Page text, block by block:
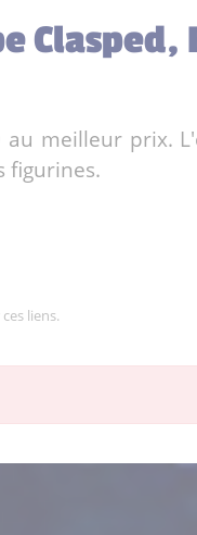
Clasped,
meilleur prix.
figurines.
liens.